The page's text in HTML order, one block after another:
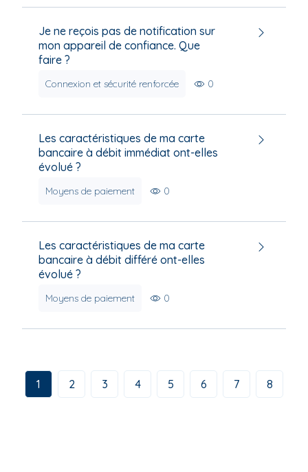
Je ne reçois pas de notification sur
mon appareil de confiance. Que
faire ?
Connexion et sécurité renforcée 0
Les caractéristiques de ma carte
bancaire à débit immédiat ont-elles
évolué ?
Moyens de paiement 0
Les caractéristiques de ma carte
bancaire à débit différé ont-elles
évolué ?
Moyens de paiement 0
1 2 3 4 5 6 7 8